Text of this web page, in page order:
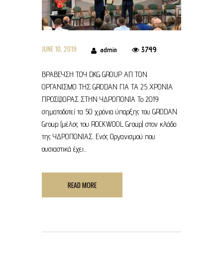
JUNE 10, 2019 admin 3749
ΒΡΑΒΕΥΣΗ ΤΟΥ DKG GROUP ΑΠ ΤΟΝ
ΟΡΓΑΝΙΣΜΟ ΤΗΣ GRODAN ΓΙΑ ΤΑ 25 ΧΡΟΝΙΑ
ΠΡΟΣΦΟΡΑΣ ΣΤΗΝ ΥΔΡΟΠΟΝΙΑ Το 2019
σηματοδοτεί τα 50 χρόνια ύπαρξης του GRODAN
Group (μέλος του ROCKWOOL Group) στον κλάδο
της ΥΔΡΟΠΟΝΙΑΣ. Ενός Οργανισμού που
ουσιαστικά έχει...
READ MORE